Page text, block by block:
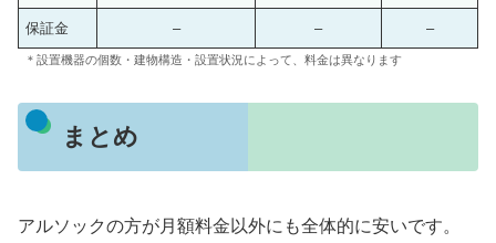
保証金 – – –
＊設置機器の個数・建物構造・設置状況によって、料金は異なります
まとめ
アルソックの方が月額料金以外にも全体的に安いです。